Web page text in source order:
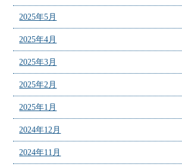
2025年5月
2025年4月
2025年3月
2025年2月
2025年1月
2024年12月
2024年11月